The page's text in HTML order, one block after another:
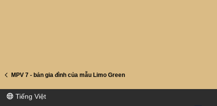
MPV 7 - bản gia đình của mẫu Limo Green
Tiếng Việt